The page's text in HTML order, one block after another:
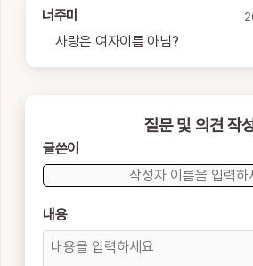
너주미
사랑은 여자이름 아님?
질문 및 의견 작
글쓴이
내용